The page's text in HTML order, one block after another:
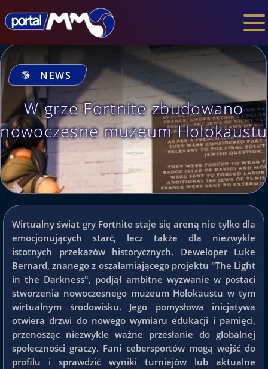
NEWS
W grze Fortnite zbudowano
nowoczesne muzeum Holokaustu
Wirtualny świat gry Fortnite staje się areną nie tylko dla
emocjonujących starć, lecz także dla niezwykle
istotnych przekazów historycznych. Deweloper Luke
Bernard, znanego z oszałamiającego projektu "The Light
in the Darkness", podjął ambitne wyzwanie w postaci
stworzenia nowoczesnego muzeum Holokaustu w tym
wirtualnym środowisku. Jego pomysłowa inicjatywa
otwiera drzwi do nowego wymiaru edukacji i pamięci,
przenosząc niezwykle ważne przesłanie do globalnej
społeczności graczy. Fani cebersportów mogą wejść do
profilu i sprawdzić wyniki turniejów lub aktualne